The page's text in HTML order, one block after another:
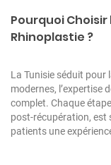
Pourquoi
Rhinoplastie ?
La Tunisie séduit
modernes, l’expertise
complet. Chaque
post-récupération, est
patients une